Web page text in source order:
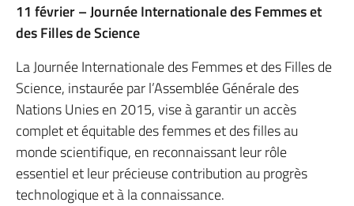
11 février – Journée Internationale des Femmes et
des Filles de Science
La Journée Internationale des Femmes et des Filles de
Science, instaurée par l’Assemblée Générale des
Nations Unies en 2015, vise à garantir un accès
complet et équitable des femmes et des filles au
monde scientifique, en reconnaissant leur rôle
essentiel et leur précieuse contribution au progrès
technologique et à la connaissance.